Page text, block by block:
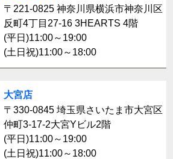
〒221-0825 神奈川県横浜市神奈川区
反町4丁目27-16 3HEARTS 4階
(平日)11:00～19:00
(土日祝)11:00～18:00
大宮店
〒330-0845 埼玉県さいたま市大宮区
仲町3-17-2大宮Yビル2階
(平日)11:00～19:00
(土日祝)11:00～18:00